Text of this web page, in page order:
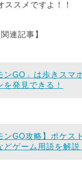
ススメですよ！！
連記事】
ンGO」は歩きスマ
を発見できる！
ンGO攻略】ポケス
どゲーム用語を解説